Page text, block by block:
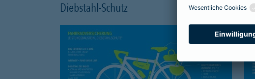
Diebstahl-Schutz